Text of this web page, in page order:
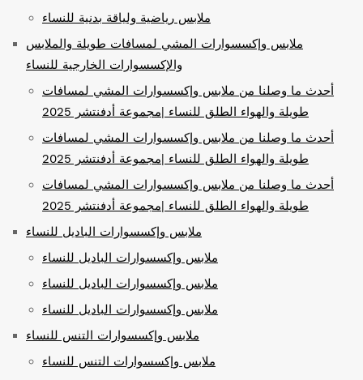
ملابس رياضية ولياقة بدنية للنساء
ملابس وإكسسوارات المشي لمسافات طويلة والملابس
والإكسسوارات الخارجية للنساء
أحدث ما وصلنا من ملابس وإكسسوارات المشي لمسافات
طويلة والهواء الطلق للنساء |مجموعة أدفنتشر 2025
أحدث ما وصلنا من ملابس وإكسسوارات المشي لمسافات
طويلة والهواء الطلق للنساء |مجموعة أدفنتشر 2025
أحدث ما وصلنا من ملابس وإكسسوارات المشي لمسافات
طويلة والهواء الطلق للنساء |مجموعة أدفنتشر 2025
ملابس وإكسسوارات الباديل للنساء
ملابس وإكسسوارات الباديل للنساء
ملابس وإكسسوارات الباديل للنساء
ملابس وإكسسوارات الباديل للنساء
ملابس وإكسسوارات التنس للنساء
ملابس وإكسسوارات التنس للنساء